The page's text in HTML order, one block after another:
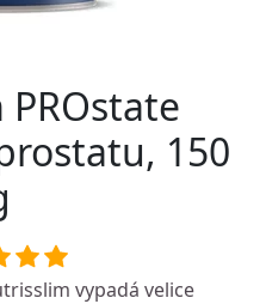
150
vypadá velice